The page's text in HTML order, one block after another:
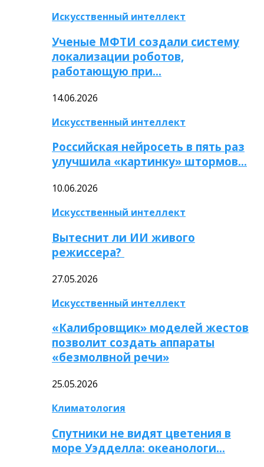
Искусственный интеллект
Ученые МФТИ создали систему
локализации роботов,
работающую при…
14.06.2026
Искусственный интеллект
Российская нейросеть в пять раз
улучшила «картинку» штормов…
10.06.2026
Искусственный интеллект
Вытеснит ли ИИ живого
режиссера?
27.05.2026
Искусственный интеллект
«Калибровщик» моделей жестов
позволит создать аппараты
«безмолвной речи»
25.05.2026
Климатология
Спутники не видят цветения в
море Уэдделла: океанологи…